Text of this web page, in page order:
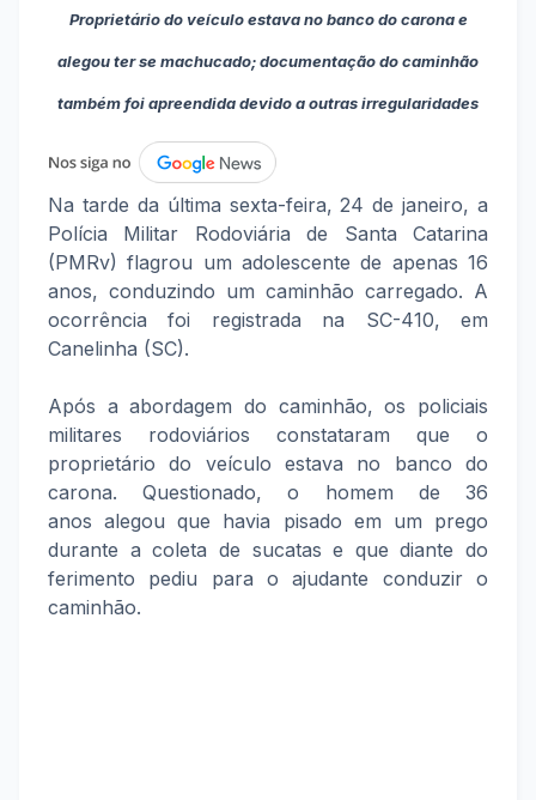
Proprietário do veículo estava no banco do carona e
alegou ter se machucado; documentação do caminhão
também foi apreendida devido a outras irregularidades
Na tarde da última sexta-feira, 24 de janeiro, a
Polícia Militar Rodoviária de Santa Catarina
(PMRv) flagrou um adolescente de apenas 16
anos, conduzindo um caminhão carregado. A
ocorrência foi registrada na SC-410, em
Canelinha (SC).
Após a abordagem do caminhão, os policiais
militares rodoviários constataram que o
proprietário do veículo estava no banco do
carona. Questionado, o homem de 36
anos alegou que havia pisado em um prego
durante a coleta de sucatas e que diante do
ferimento pediu para o ajudante conduzir o
caminhão.